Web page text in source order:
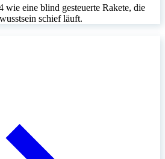
eine blind gesteuerte Rakete, die
schief läuft.